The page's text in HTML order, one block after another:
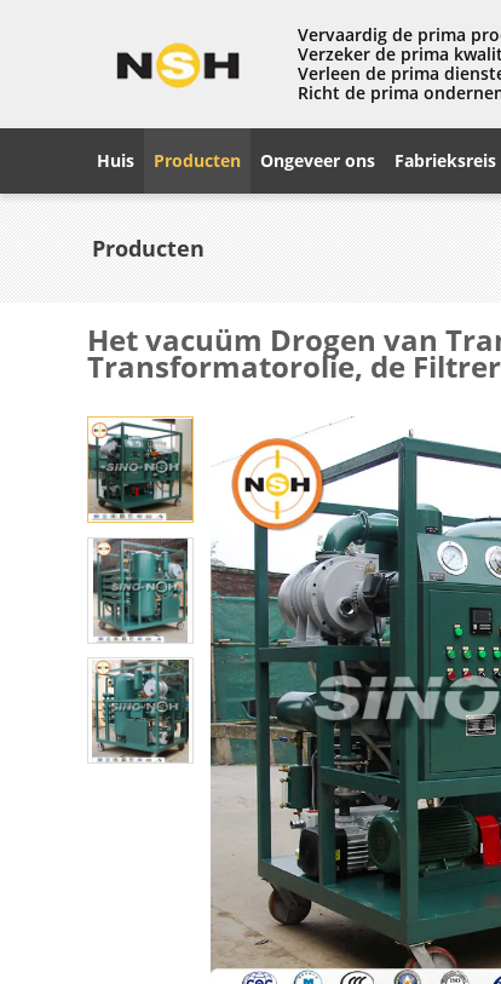
Vervaardig de prima
Verzeker de prima
Verleen de prima
Richt de prima
Huis Producten Ongeveer ons Fabrieksreis
Producten
Het vacuüm Drogen van
Transformatorolie, de